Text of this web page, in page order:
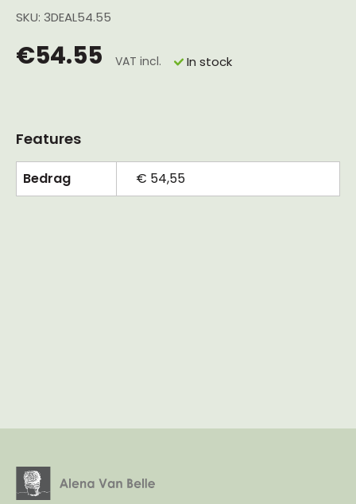
SKU: 3DEAL54.55
€54.55 VAT incl. In stock
Features
Bedrag € 54,55